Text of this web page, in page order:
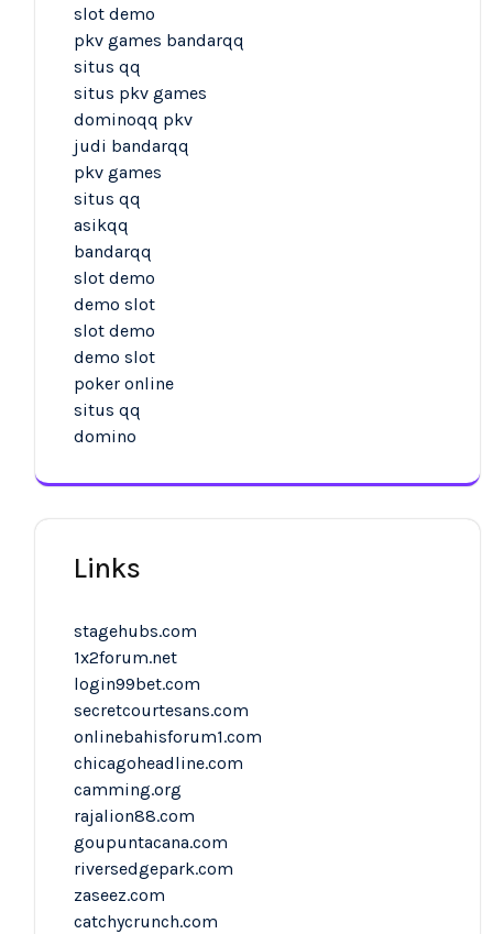
slot demo
pkv games bandarqq
situs qq
situs pkv games
dominoqq pkv
judi bandarqq
pkv games
situs qq
asikqq
bandarqq
slot demo
demo slot
slot demo
demo slot
poker online
situs qq
domino
Links
stagehubs.com
1x2forum.net
login99bet.com
secretcourtesans.com
onlinebahisforum1.com
chicagoheadline.com
camming.org
rajalion88.com
goupuntacana.com
riversedgepark.com
zaseez.com
catchycrunch.com